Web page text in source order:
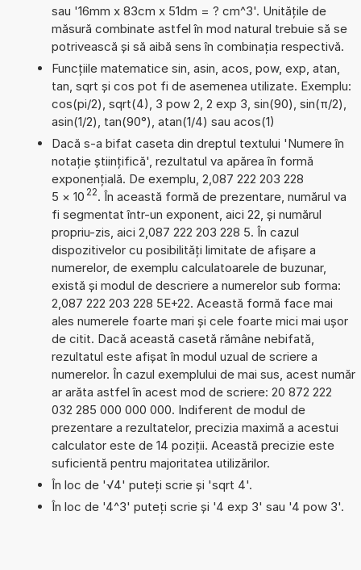
sau '16mm x 83cm x 51dm = ? cm^3'. Unitățile de
măsură combinate astfel în mod natural trebuie să se
potrivească și să aibă sens în combinația respectivă.
Funcțiile matematice sin, asin, acos, pow, exp, atan,
tan, sqrt și cos pot fi de asemenea utilizate. Exemplu:
cos(pi/2), sqrt(4), 3 pow 2, 2 exp 3, sin(90), sin(π/2),
asin(1/2), tan(90°), atan(1/4) sau acos(1)
Dacă s-a bifat caseta din dreptul textului 'Numere în
notație științifică', rezultatul va apărea în formă
exponențială. De exemplu, 2,087 222 203 228
5 × 10 22. În această formă de prezentare, numărul va
fi segmentat într-un exponent, aici 22, și numărul
propriu-zis, aici 2,087 222 203 228 5. În cazul
dispozitivelor cu posibilități limitate de afișare a
numerelor, de exemplu calculatoarele de buzunar,
există și modul de descriere a numerelor sub forma:
2,087 222 203 228 5E+22. Această formă face mai
ales numerele foarte mari și cele foarte mici mai ușor
de citit. Dacă această casetă rămâne nebifată,
rezultatul este afișat în modul uzual de scriere a
numerelor. În cazul exemplului de mai sus, acest număr
ar arăta astfel în acest mod de scriere: 20 872 222
032 285 000 000 000. Indiferent de modul de
prezentare a rezultatelor, precizia maximă a acestui
calculator este de 14 poziții. Această precizie este
suficientă pentru majoritatea utilizărilor.
În loc de '√4' puteți scrie și 'sqrt 4'.
În loc de '4^3' puteți scrie și '4 exp 3' sau '4 pow 3'.